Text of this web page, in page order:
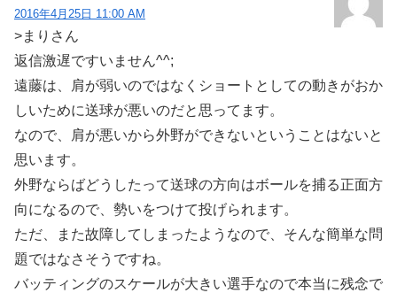
2016年4月25日 11:00 AM
>まりさん
返信激遅ですいません^^;
遠藤は、肩が弱いのではなくショートとしての動きがおか
しいために送球が悪いのだと思ってます。
なので、肩が悪いから外野ができないということはないと
思います。
外野ならばどうしたって送球の方向はボールを捕る正面方
向になるので、勢いをつけて投げられます。
ただ、また故障してしまったようなので、そんな簡単な問
題ではなさそうですね。
バッティングのスケールが大きい選手なので本当に残念で